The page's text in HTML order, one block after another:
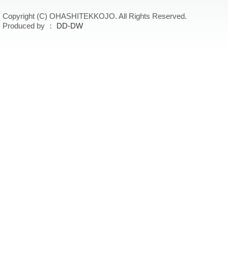
Copyright (C) OHASHITEKKOJO. All Rights Reserved.
Produced by ： DD-DW